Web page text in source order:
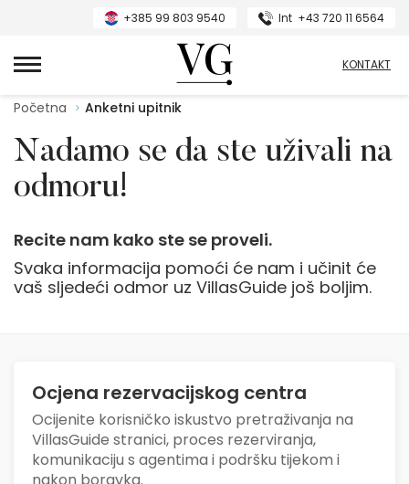
+385 99 803 9540 Int +43 720 11 6564
VillasGuide
KONTAKT
Početna Anketni upitnik
Nadamo se da ste uživali na
odmoru!
Recite nam kako ste se proveli.
Svaka informacija pomoći će nam i učinit će
vaš sljedeći odmor uz VillasGuide još boljim.
Ocjena rezervacijskog centra
Ocijenite korisničko iskustvo pretraživanja na
VillasGuide stranici, proces rezerviranja,
komunikaciju s agentima i podršku tijekom i